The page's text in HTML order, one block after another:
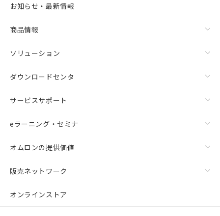
お知らせ・最新情報
商品情報
ソリューション
ダウンロードセンタ
サービスサポート
eラーニング・セミナ
オムロンの提供価値
販売ネットワーク
オンラインストア